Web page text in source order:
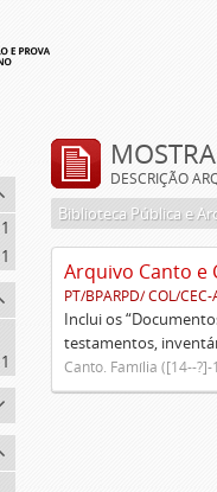
1
1
1
DESCRIÇÃO
Arquivo Canto e
PT/BPARPD/ COL/CEC-
Inclui os
testamentos,
Canto. Família ([14--?]-